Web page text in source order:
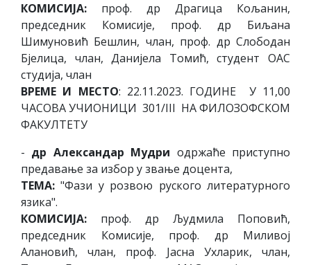
КОМИСИЈА: проф. др Драгица Кољанин,
председник Комисије, проф. др Биљана
Шимуновић Бешлин, члан, проф. др Слободан
Бјелица, члан, Данијела Томић, студент ОАС
студија, члан
ВРЕМЕ И МЕСТО: 22.11.2023. ГОДИНЕ У 11,00
ЧАСОВА УЧИОНИЦИ 301/III НА ФИЛОЗОФСКОМ
ФАКУЛТЕТУ
- др Александар Мудри одржаће приступно
предавање за избор у звање доцента,
ТЕМА: "Фази у розвою руского литературного
язика".
КОМИСИЈА: проф. др Људмила Поповић,
председник Комисије, проф. др Миливој
Алановић, члан, проф. Јасна Ухларик, члан,